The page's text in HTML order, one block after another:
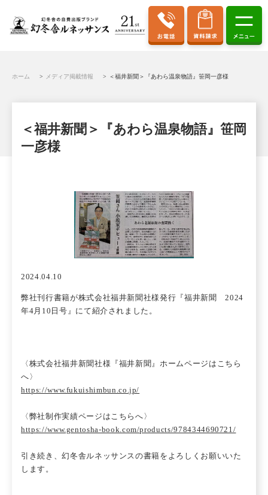
ホーム メディア掲載情報 ＜福井新聞＞『あわら温泉物語』笹岡一彦様
＜福井新聞＞『あわら温泉物語』笹岡
一彦様
2024.04.10
弊社刊行書籍が株式会社福井新聞社様発行『福井新聞 2024
年4月10日号』にて紹介されました。
〈株式会社福井新聞社様『福井新聞』ホームページはこちら
へ〉
https://www.fukuishimbun.co.jp/
〈弊社制作実績ページはこちらへ〉
https://www.gentosha-book.com/products/9784344690721/
引き続き、幻冬舎ルネッサンスの書籍をよろしくお願いいた
します。